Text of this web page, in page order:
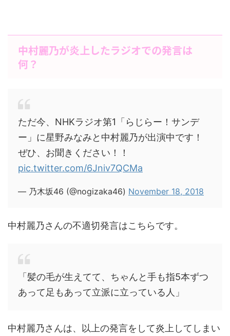
中村麗乃が炎上したラジオでの発言は
何？
ただ今、NHKラジオ第1「らじらー！サンデ
ー」に星野みなみと中村麗乃が出演中です！
ぜひ、お聞きください！！
pic.twitter.com/6Jniv7QCMa
— 乃木坂46 (@nogizaka46) November 18, 2018
中村麗乃さんの不適切発言はこちらです。
「髪の毛が生えてて、ちゃんと手も指5本ずつ
あって足もあって立派に立っている人」
中村麗乃さんは、以上の発言をして炎上してしまい